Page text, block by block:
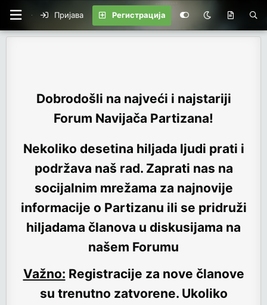
Пријава Регистрација
Dobrodošli na najveći i najstariji
Forum Navijača Partizana!
Nekoliko desetina hiljada ljudi prati i
podržava naš rad. Zaprati nas na
socijalnim mrežama za najnovije
informacije o Partizanu ili se pridruži
hiljadama članova u diskusijama na
našem Forumu
Važno: Registracije za nove članove
su trenutno zatvorene. Ukoliko